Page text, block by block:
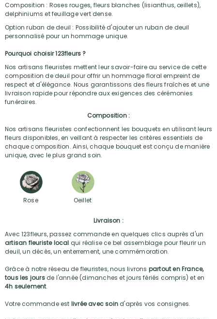
Composition : Roses rouges, fleurs blanches (lisianthus, œillets),
delphiniums et feuillage vert dense.
Option ruban de deuil : Possibilité d'ajouter un ruban de deuil
personnalisé pour un hommage unique.
Pourquoi choisir 123fleurs ?
Nos artisans fleuristes mettent leur savoir-faire au service de cette
composition de deuil pour offrir un hommage floral empreint de
respect et d'élégance. Nous garantissons des fleurs fraîches et une
livraison rapide pour répondre aux exigences des cérémonies
funéraires.
Composition :
Nos artisans fleuristes confectionnent les bouquets en utilisant leurs
fleurs disponibles, en veillant à respecter les critères essentiels de
chaque composition. Ainsi, chaque bouquet est conçu de manière
unique, avec le plus grand soin.
Rose Oeillet
Livraison :
Avec 123fleurs, passez commande en quelques clics auprès d'un
artisan fleuriste local qui réalise ce bel assemblage pour fleurir un
deuil, un décès, un enterrement, une commémoration.
Grâce à notre réseau de fleuristes, nous livrons partout en France,
tous les joursde l'année (dimanches et jours fériés compris) et en
4h seulement.
Votre commande est livrée avec soind'après vos consignes.